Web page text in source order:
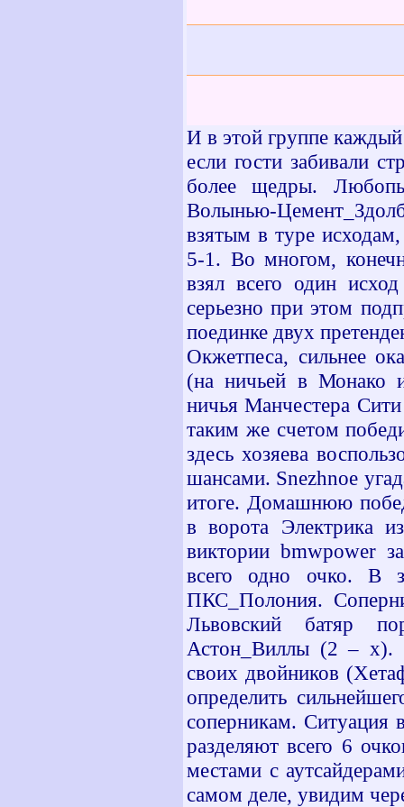
И в этой группе
если гости забивали
более щедры.
Волынью-
взятым в туре
5-1. Во многом,
взял всего один
серьезно при этом
поединке двух
Окжетпеса, сильнее
(на ничьей в Монако
ничья Манчестера
таким же счетом
здесь хозяева
шансами. Snezhnoe
итоге. Домашнюю
в ворота Электрика
виктории bmwpower
всего одно очко. В
ПКС_Полония.
Львовский батяр
Астон_Виллы (2 – х).
своих двойников
определить
соперникам. Ситуация
разделяют всего 6
местами с
самом деле, увидим